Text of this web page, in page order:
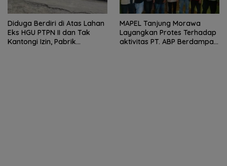
Diduga Berdiri di Atas Lahan
Eks HGU PTPN II dan Tak
Kantongi Izin, Pabrik
MAPEL Tanjung Morawa
Layangkan Protes Terhadap
aktivitas PT. ABP Berdampak